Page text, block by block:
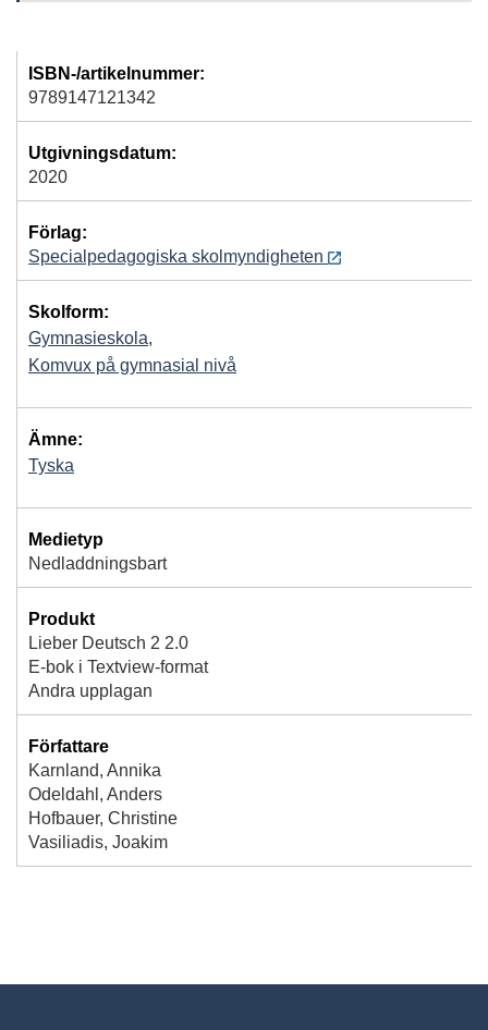
ISBN-/artikelnummer:
9789147121342
Utgivningsdatum:
2020
Förlag:
Specialpedagogiska skolmyndigheten
Skolform:
Gymnasieskola,
Komvux på gymnasial nivå
Ämne:
Tyska
Medietyp
Nedladdningsbart
Produkt
Lieber Deutsch 2 2.0
E-bok i Textview-format
Andra upplagan
Författare
Karnland, Annika
Odeldahl, Anders
Hofbauer, Christine
Vasiliadis, Joakim